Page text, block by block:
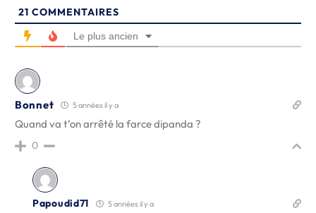
21 COMMENTAIRES
Le plus ancien
Bonnet 5 années il y a
Quand va t’on arrêté la farce dipanda ?
0
Papoudid71 5 années il y a